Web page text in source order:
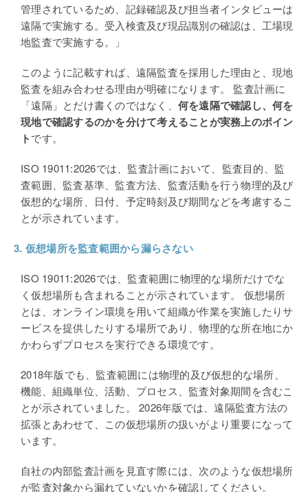
管理されているため、記録確認及び担当者インタビューは
遠隔で実施する。受入検査及び現品識別の確認は、工場現
地監査で実施する。」
このように記載すれば、遠隔監査を採用した理由と、現地
監査を組み合わせる理由が明確になります。 監査計画に
「遠隔」とだけ書くのではなく、 何を遠隔で確認し、何を
現地で確認するのかを分けて考えることが実務上のポイン
トです。
ISO 19011:2026では、監査計画において、監査目的、監
査範囲、監査基準、監査方法、監査活動を行う物理的及び
仮想的な場所、日付、予定時刻及び期間などを考慮するこ
とが示されています。
3. 仮想場所を監査範囲から漏らさない
ISO 19011:2026では、監査範囲に物理的な場所だけでな
く仮想場所も含まれることが示されています。 仮想場所
とは、オンライン環境を用いて組織が作業を実施したりサ
ービスを提供したりする場所であり、物理的な所在地にか
かわらずプロセスを実行できる環境です。
2018年版でも、監査範囲には物理的及び仮想的な場所、
機能、組織単位、活動、プロセス、監査対象期間を含むこ
とが示されていました。 2026年版では、遠隔監査方法の
拡張とあわせて、この仮想場所の扱いがより重要になって
います。
自社の内部監査計画を見直す際には、次のような仮想場所
が監査対象から漏れていないかを確認してください。